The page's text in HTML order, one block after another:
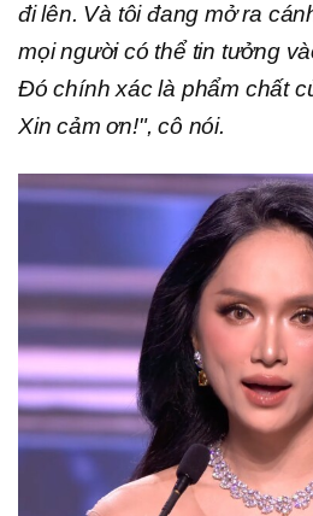
đi lên. Và tôi đang mở ra
mọi người có thể tin tưởng
Đó chính xác là phẩm chất
Xin cảm ơn!", cô nói.